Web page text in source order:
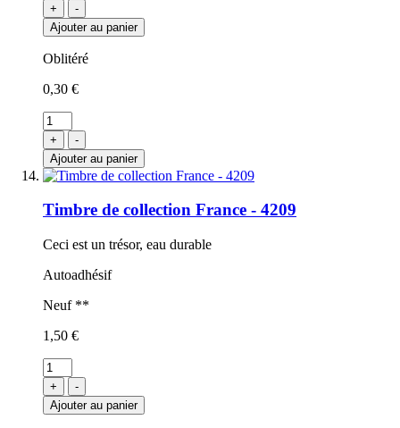
+
-
Ajouter au panier
Oblitéré
0,30 €
+
-
Ajouter au panier
Timbre de collection France - 4209
Ceci est un trésor, eau durable
Autoadhésif
Neuf **
1,50 €
+
-
Ajouter au panier